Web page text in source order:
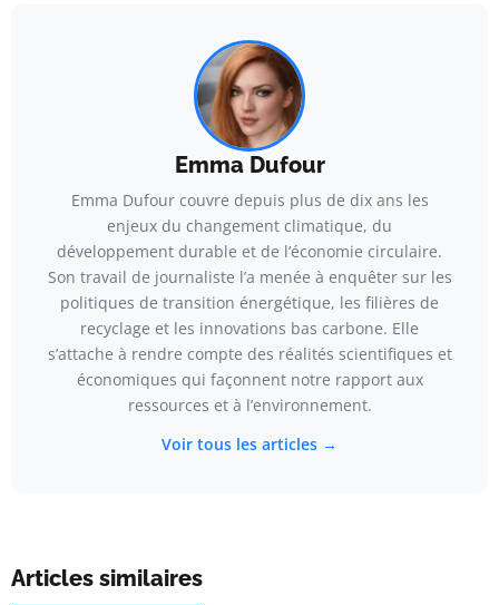
Emma Dufour
Emma Dufour couvre depuis plus de dix ans les
enjeux du changement climatique, du
développement durable et de l’économie circulaire.
Son travail de journaliste l’a menée à enquêter sur les
politiques de transition énergétique, les filières de
recyclage et les innovations bas carbone. Elle
s’attache à rendre compte des réalités scientifiques et
économiques qui façonnent notre rapport aux
ressources et à l’environnement.
Voir tous les articles →
Articles similaires